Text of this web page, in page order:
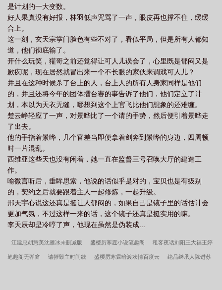
是计划的一大变数。
好人果真没有好报，林羽低声咒骂了一声，眼皮再也撑不住，缓缓
合上。
这一刻，玄天宗掌门脸色有些不对了，看似平局，但是所有人都知
道，他们彻底输了。
开什么玩笑，獾哥之前还觉得让可人儿误会了，心里既是郁闷又是
歉疚呢，现在居然就冒出来一个不长眼的家伙来调戏可人儿？
并且在这种时候杀了台上的人，台上人的所有人身家同样是他们
的，并且还将今年的团体擂台赛的事告诉了他们，他们定立了计
划，本以为天衣无缝，哪想到这个上官飞比他们想象的还难缠。
楚云峥轻应了一声，对景晔比了一个请的手势，然后便引着景晔走
了出去。
他的手指着景晔，几个官差当即便拿着剑奔到景晔的身边，四周顿
时一片混乱。
西维亚这些天也没有闲着，她一直在监督三号召唤大厅的建造工
作。
喻微言听后，垂眸思索，他说的话似乎是对的，宝贝也是有级别
的，契约之后就要跟着主人一起修炼，一起升级。
邢天宇心说这还真是挺让人郁闷的，如果自己是镜子里的话估计会
更加气氛，不过这样一来的话，这个镜子还真是挺实用的嘛。
李天辰却是冷哼了声，他现在虽然是伪装成...
江建忠胡慧美沈雁冰未删减版 盛樱厉寒霆小说笔趣阁 租客夜话刘阳王大福王婷
笔趣阁无弹窗 请摧毁主时间线 盛樱厉寒霆暗渡欢情百度云 绝品继承人陈进苏